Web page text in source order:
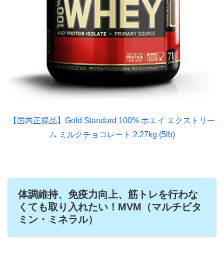
【国内正規品】Gold Standard 100% ホエイ エクストリー
ム ミルクチョコレート 2.27kg (5lb)
体調維持、免疫力向上、筋トレを行わな
くても取り入れたい！MVM（マルチビタ
ミン・ミネラル）